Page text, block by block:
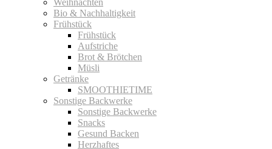
Bio & Nachhaltigkeit
Frühstück
Frühstück
Aufstriche
Brot & Brötchen
Müsli
Getränke
SMOOTHIETIME
Sonstige Backwerke
Sonstige Backwerke
Snacks
Gesund Backen
Herzhaftes